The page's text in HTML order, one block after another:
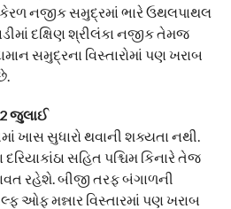
કેરળ નજીક સમુદ્રમાં ભારે ઉથલપાથલ
દક્ષિણ શ્રીલંકા નજીક તેમજ
સમુદ્રના વિસ્તારોમાં પણ ખરાબ
જુલાઈ
ખાસ સુધારો થવાની શક્યતા નથી.
સહિત પશ્ચિમ કિનારે તેજ
રહેશે. બીજી તરફ બંગાળની
ઓફ મન્નાર વિસ્તારમાં પણ ખરાબ